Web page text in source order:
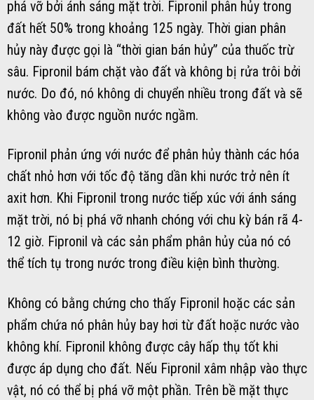
phá vỡ bởi ánh sáng mặt trời. Fipronil phân hủy trong
đất hết 50% trong khoảng 125 ngày. Thời gian phân
hủy này được gọi là “thời gian bán hủy” của thuốc trừ
sâu. Fipronil bám chặt vào đất và không bị rửa trôi bởi
nước. Do đó, nó không di chuyển nhiều trong đất và ​​sẽ
không vào được nguồn nước ngầm.
Fipronil phản ứng với nước để phân hủy thành các hóa
chất nhỏ hơn với tốc độ tăng dần khi nước trở nên ít
axit hơn. Khi Fipronil trong nước tiếp xúc với ánh sáng
mặt trời, nó bị phá vỡ nhanh chóng với chu kỳ bán rã 4-
12 giờ. Fipronil và các sản phẩm phân hủy của nó có
thể tích tụ trong nước trong điều kiện bình thường.
Không có bằng chứng cho thấy Fipronil hoặc các sản
phẩm chứa nó phân hủy bay hơi từ đất hoặc nước vào
không khí. Fipronil không được cây hấp thụ tốt khi
được áp dụng cho đất. Nếu Fipronil xâm nhập vào thực
vật, nó có thể bị phá vỡ một phần. Trên bề mặt thực